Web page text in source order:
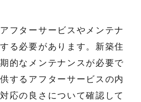
フターサービスやメンテナ
る必要があります。新築住
的なメンテナンスが必要で
するアフターサービスの内
応の良さについて確認して